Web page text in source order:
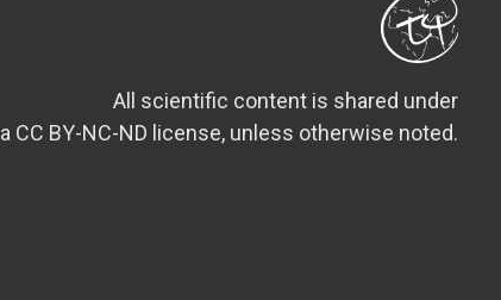
All scientific content is shared under
a CC BY-NC-ND license, unless otherwise noted.